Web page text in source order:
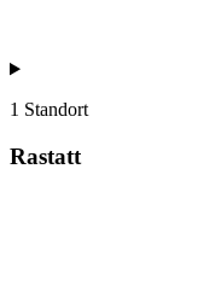
1 Standort
Rastatt